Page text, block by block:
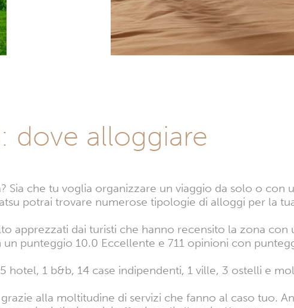
dove alloggiare
Sia che tu voglia organizzare un viaggio da solo o con
potrai trovare numerose tipologie di alloggi per la
apprezzati dai turisti che hanno recensito la zona con
punteggio 10.0 Eccellente e 711 opinioni con
hotel, 1 b&b, 14 case indipendenti, 1 ville, 3 ostelli e
alla moltitudine di servizi che fanno al caso tuo.